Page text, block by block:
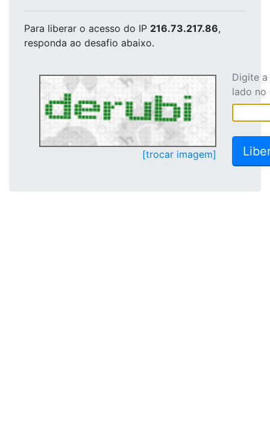
Para liberar o acesso do IP 216.73.217.86,
responda ao desafio abaixo.
[trocar imagem]
Digite
lado no